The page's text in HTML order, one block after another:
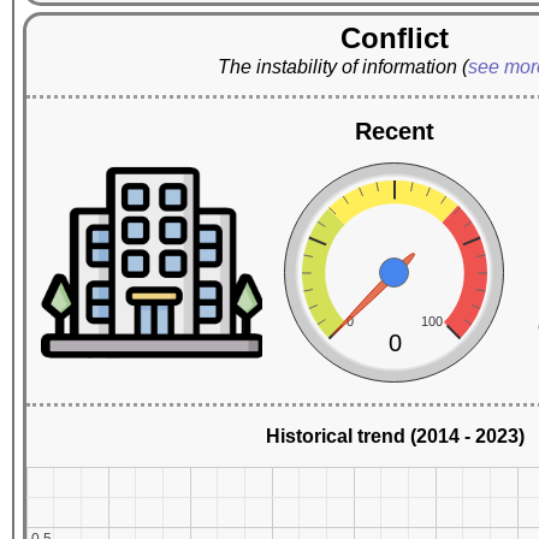
Conflict
The instability of information (see
Recent
0 100
0
Historical trend (2014 - 2023)